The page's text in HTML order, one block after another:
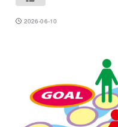
2026-06-10